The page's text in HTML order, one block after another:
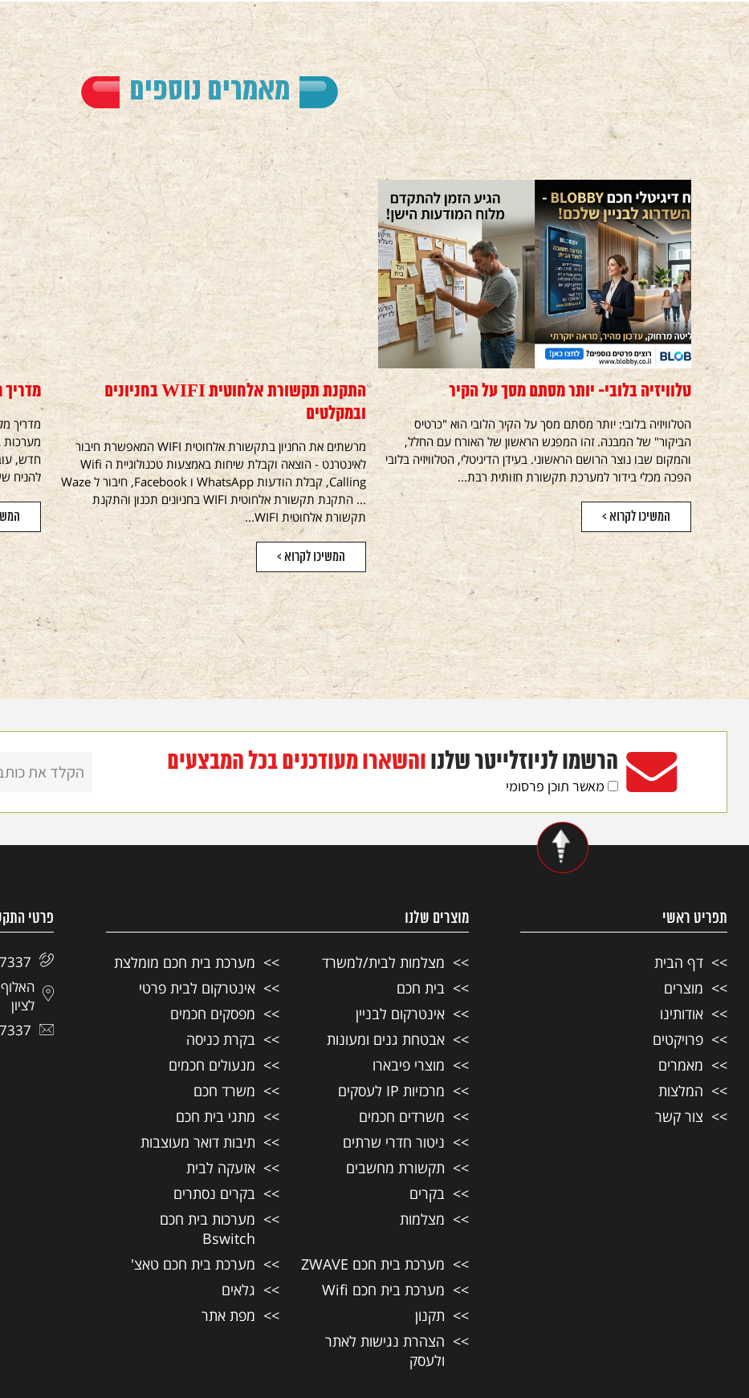
מאמרים נוספים
טלוויזיה בלובי- יותר מסתם מסך על הקיר
הטלוויזיה בלובי: יותר מסתם מסך על הקיר הלובי הוא "כרטיס
הביקור" של המבנה. זהו המפגש הראשון של האורח עם החלל,
והמקום שבו נוצר הרושם הראשוני. בעידן הדיגיטלי, הטלוויזיה בלובי
הפכה מכלי בידור למערכת תקשורת חזותית רבת...
המשיכו לקרוא >
התקנת תקשורת אלחוטית WIFI בחניונים
ובמקלטים
מרשתים את החניון בתקשורת אלחוטית WIFI המאפשרת חיבור
לאינטרנט - הוצאה וקבלת שיחות באמצעות טכנולוגיית ה Wifi
Calling, קבלת הודעות WhatsApp ו Facebook, חיבור ל Waze
... התקנת תקשורת אלחוטית WIFI בחניונים תכנון והתקנת
תקשורת אלחוטית WIFI...
המשיכו לקרוא >
מדריך
חדש,
להניח
הרשמו לניוזלייטר שלנווהשארו מעודכנים בכל המבצעים
מאשר תוכן פרסומי
תפריט ראשי
דף הבית
מוצרים
אודותינו
פרויקטים
מאמרים
המלצות
צור קשר
מוצרים שלנו
מצלמות לבית/למשרד
מערכת בית חכם מומלצת
בית חכם
אינטרקום לבית פרטי
אינטרקום לבניין
מפסקים חכמים
אבטחת גנים ומעונות
בקרת כניסה
מוצרי פיבארו
מנעולים חכמים
מרכזיות IP לעסקים
משרד חכם
משרדים חכמים
מתגי בית חכם
ניטור חדרי שרתים
תיבות דואר מעוצבות
תקשורת מחשבים
אזעקה לבית
בקרים
בקרים נסתרים
מצלמות
מערכות בית חכם
Bswitch
מערכת בית חכם ZWAVE
מערכת בית חכם טאצ'
מערכת בית חכם Wifi
גלאים
תקנון
מפת אתר
הצהרת נגישות לאתר
ולעסק
פרטי
לציון